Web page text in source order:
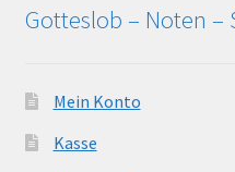
Gotteslob – Noten –
Mein Konto
Kasse